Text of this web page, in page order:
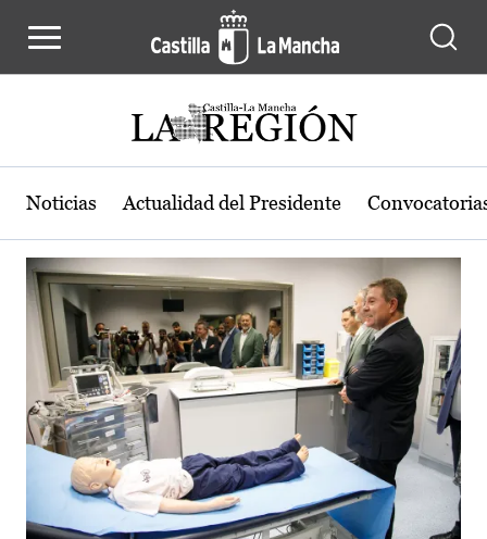
Actualidad de la región de Castilla-
Noticias Actualidad del Presidente